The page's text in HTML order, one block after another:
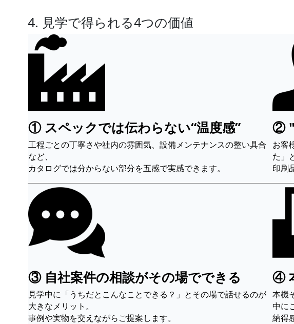
4. 見学で得られる4つの価値
① スペックでは伝わらない“温度感”
工程ごとの丁寧さや社内の雰囲気、設備メンテナンスの整い具合
など、
カタログでは分からない部分を五感で実感できます。
② "
お客
た」
印刷
③ 自社案件の相談がその場でできる
見学中に「うちだとこんなことできる？」とその場で話せるのが
大きなメリット。
事例や実物を交えながらご提案します。
④
本機
中に
納得